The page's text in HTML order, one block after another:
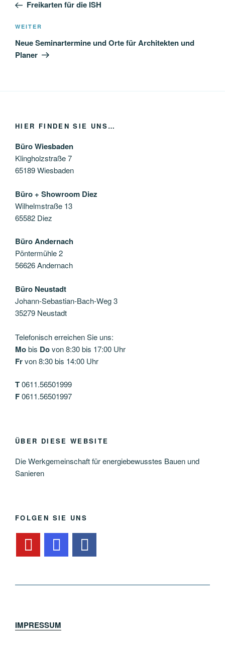
Freikarten für die ISH
Nächster
Beitrag
WEITER
Neue Seminartermine und Orte für Architekten und
Planer
HIER FINDEN SIE UNS…
Büro Wiesbaden
Klingholzstraße 7
65189 Wiesbaden
Büro + Showroom Diez
Wilhelmstraße 13
65582 Diez
Büro Andernach
Pöntermühle 2
56626 Andernach
Büro Neustadt
Johann-Sebastian-Bach-Weg 3
35279 Neustadt
Telefonisch erreichen Sie uns:
Mobis Dovon 8:30 bis 17:00 Uhr
Frvon 8:30 bis 14:00 Uhr
T0611.56501999
F0611.56501997
ÜBER DIESE WEBSITE
Die Werkgemeinschaft für energiebewusstes Bauen und
Sanieren
FOLGEN SIE UNS
IMPRESSUM